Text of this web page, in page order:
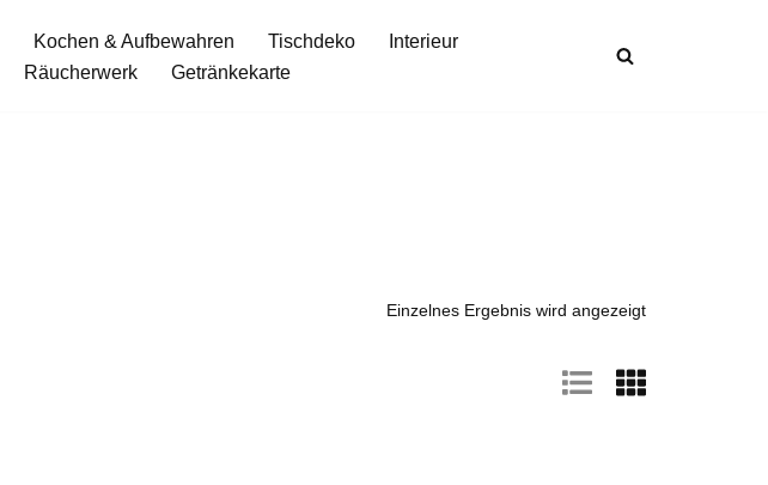
Kochen & Aufbewahren Tischdeko
Interieur
Räucherwerk Getränkekarte
Einzelnes Ergebnis wird angezeigt